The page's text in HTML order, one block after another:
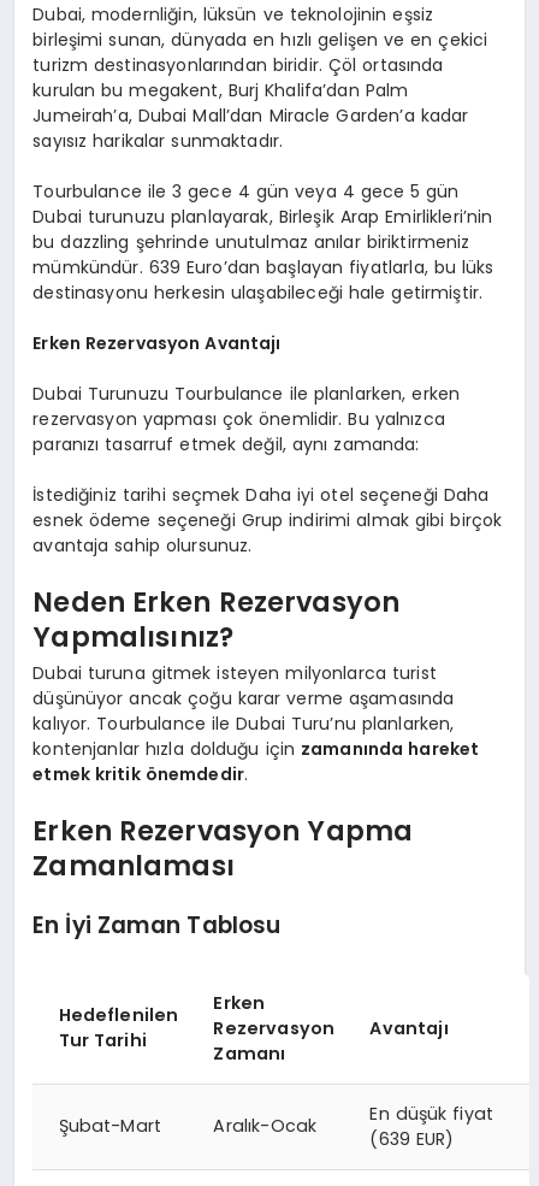
Dubai, modernliğin, lüksün ve teknolojinin eşsiz
birleşimi sunan, dünyada en hızlı gelişen ve en çekici
turizm destinasyonlarından biridir. Çöl ortasında
kurulan bu megakent, Burj Khalifa’dan Palm
Jumeirah’a, Dubai Mall’dan Miracle Garden’a kadar
sayısız harikalar sunmaktadır.
Tourbulance ile 3 gece 4 gün veya 4 gece 5 gün
Dubai turunuzu planlayarak, Birleşik Arap Emirlikleri’nin
bu dazzling şehrinde unutulmaz anılar biriktirmeniz
mümkündür. 639 Euro’dan başlayan fiyatlarla, bu lüks
destinasyonu herkesin ulaşabileceği hale getirmiştir.
Erken Rezervasyon Avantajı
Dubai Turunuzu Tourbulance ile planlarken, erken
rezervasyon yapması çok önemlidir. Bu yalnızca
paranızı tasarruf etmek değil, aynı zamanda:
İstediğiniz tarihi seçmek Daha iyi otel seçeneği Daha
esnek ödeme seçeneği Grup indirimi almak gibi birçok
avantaja sahip olursunuz.
Neden Erken Rezervasyon
Yapmalısınız?
Dubai turuna gitmek isteyen milyonlarca turist
düşünüyor ancak çoğu karar verme aşamasında
kalıyor. Tourbulance ile Dubai Turu’nu planlarken,
kontenjanlar hızla dolduğu için zamanında hareket
etmek kritik önemdedir.
Erken Rezervasyon Yapma
Zamanlaması
En İyi Zaman Tablosu
Hedeflenilen
Tur Tarihi
Erken
Rezervasyon
Zamanı
Avantajı
Şubat-Mart Aralık-Ocak
En düşük fiyat
(639 EUR)